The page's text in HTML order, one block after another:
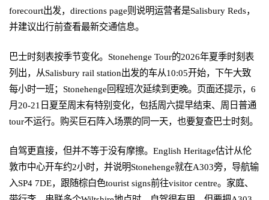
forecourt出发，directions page则说明运营者是Salisbury Reds，
并建议出行前查看最新交通信息。
巴士时刻表按季节变化。Stonehenge Tour的2026年夏季时刻表
列出，从Salisbury rail station出发的车从10:05开始，下午大致
每小时一班；Stonehenge回程班次延续到更晚。页面还提示，6
月20-21日夏至周末有特别变化，包括周六提早结束、周日普通
tour不运行。购买巨石阵入场票的同一天，也要复查巴士时刻。
自驾更直接，但并不等于没有摩擦。English Heritage估计从伦
敦市中心开车约2小时，并说明Stonehenge就在A303旁，导航输
入SP4 7DE，跟随棕白色tourist signs前往visitor centre。家庭、